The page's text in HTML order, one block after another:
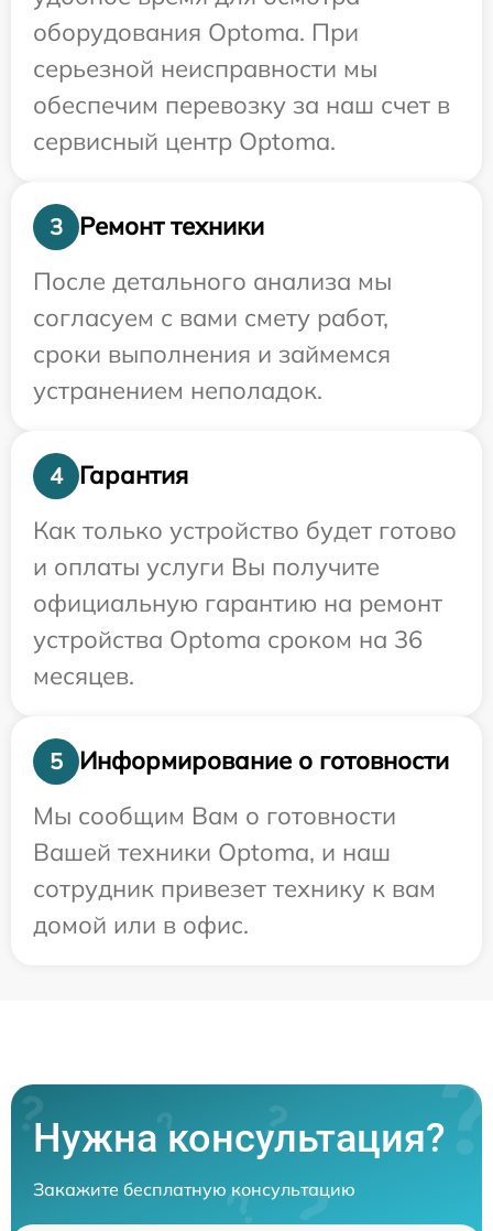
оборудования Optoma. При
серьезной неисправности мы
обеспечим перевозку за наш счет в
сервисный центр Optoma.
3
Ремонт техники
После детального анализа мы
согласуем с вами смету работ,
сроки выполнения и займемся
устранением неполадок.
4
Гарантия
Как только устройство будет готово
и оплаты услуги Вы получите
официальную гарантию на ремонт
устройства Optoma сроком на 36
месяцев.
5
Информирование о готовности
Мы сообщим Вам о готовности
Вашей техники Optoma, и наш
сотрудник привезет технику к вам
домой или в офис.
Нужна консультация?
Закажите бесплатную консультацию